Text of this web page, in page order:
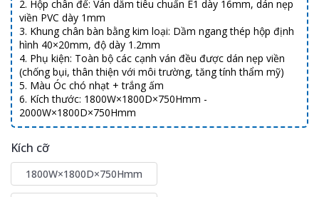
2. Hộp chân đế: Ván dăm tiêu chuẩn E1 dày 16mm, dán nẹp
viền PVC dày 1mm
3. Khung chân bàn bằng kim loại: Dầm ngang thép hộp định
hình 40×20mm, độ dày 1.2mm
4. Phụ kiện: Toàn bộ các cạnh ván đều được dán nẹp viền
(chống bụi, thân thiện với môi trường, tăng tính thẩm mỹ)
5. Màu Óc chó nhạt + trắng ấm
6. Kích thước: 1800W×1800D×750Hmm -
2000W×1800D×750Hmm
Kích cỡ
1800W×1800D×750Hmm